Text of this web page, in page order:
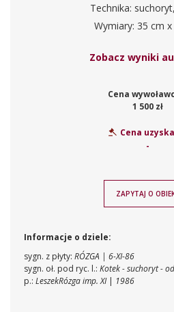
Technika:
Wymiary: 35 cm
Zobacz wyniki
Cena
1 500 zł
Cena
-
ZAPYTAJ O
Informacje o dziele:
sygn. z płyty: RÓZGA | 6-XI-86
sygn. oł. pod ryc. l.: Kotek - suchoryt -
p.: LeszekRózga imp. XI | 1986